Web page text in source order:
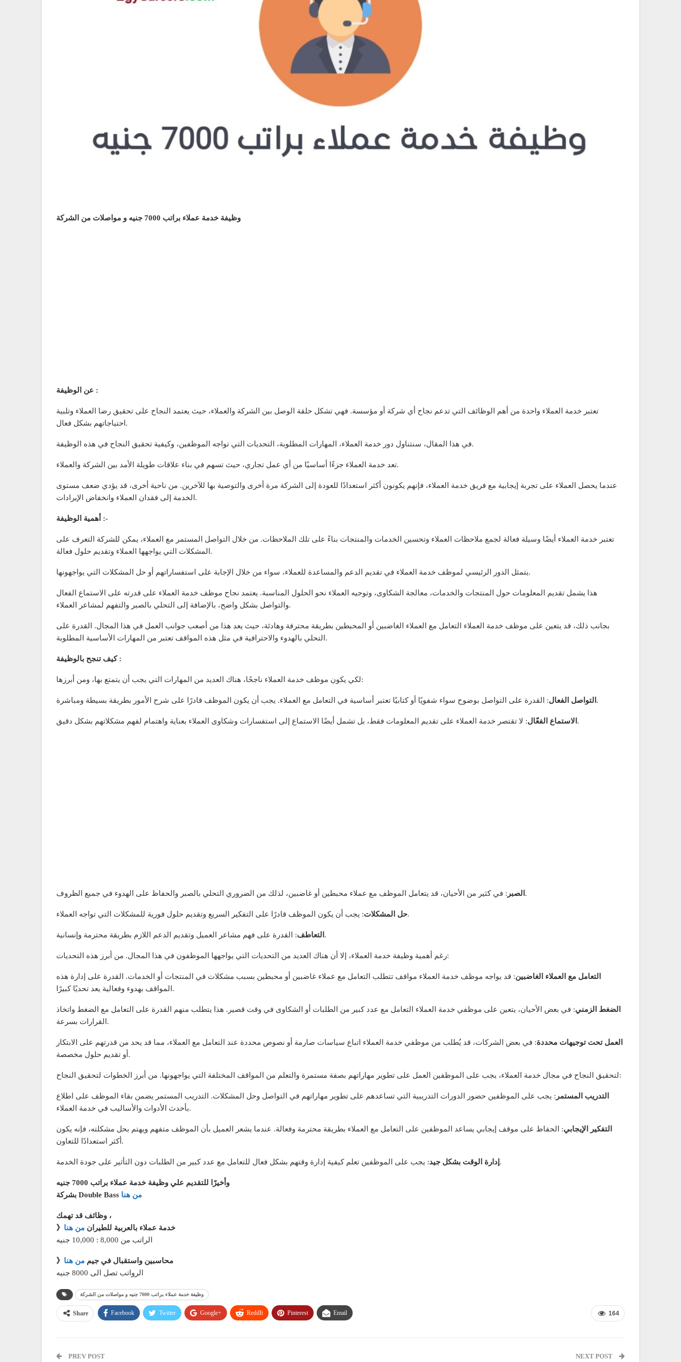
وظيفة خدمة عملاء براتب 7000 جنيه و مواصلات من الشركة
عن الوظيفة :
تعتبر خدمة العملاء واحدة من أهم الوظائف التي تدعم نجاح أي شركة أو مؤسسة. فهي تشكل حلقة الوصل بين الشركة والعملاء، حيث يعتمد النجاح على تحقيق رضا العملاء وتلبية
احتياجاتهم بشكل فعال.
في هذا المقال، سنتناول دور خدمة العملاء، المهارات المطلوبة، التحديات التي تواجه الموظفين، وكيفية تحقيق النجاح في هذه الوظيفة.
تعد خدمة العملاء جزءًا أساسيًا من أي عمل تجاري، حيث تسهم في بناء علاقات طويلة الأمد بين الشركة والعملاء.
عندما يحصل العملاء على تجربة إيجابية مع فريق خدمة العملاء، فإنهم يكونون أكثر استعدادًا للعودة إلى الشركة مرة أخرى والتوصية بها للآخرين. من ناحية أخرى، قد يؤدي ضعف مستوى
الخدمة إلى فقدان العملاء وانخفاض الإيرادات.
أهمية الوظيفة :-
تعتبر خدمة العملاء أيضًا وسيلة فعالة لجمع ملاحظات العملاء وتحسين الخدمات والمنتجات بناءً على تلك الملاحظات. من خلال التواصل المستمر مع العملاء، يمكن للشركة التعرف على
المشكلات التي يواجهها العملاء وتقديم حلول فعالة.
يتمثل الدور الرئيسي لموظف خدمة العملاء في تقديم الدعم والمساعدة للعملاء، سواء من خلال الإجابة على استفساراتهم أو حل المشكلات التي يواجهونها.
هذا يشمل تقديم المعلومات حول المنتجات والخدمات، معالجة الشكاوى، وتوجيه العملاء نحو الحلول المناسبة. يعتمد نجاح موظف خدمة العملاء على قدرته على الاستماع الفعال
والتواصل بشكل واضح، بالإضافة إلى التحلي بالصبر والتفهم لمشاعر العملاء.
بجانب ذلك، قد يتعين على موظف خدمة العملاء التعامل مع العملاء الغاضبين أو المحبطين بطريقة محترفة وهادئة، حيث يعد هذا من أصعب جوانب العمل في هذا المجال. القدرة على
التحلي بالهدوء والاحترافية في مثل هذه المواقف تعتبر من المهارات الأساسية المطلوبة.
كيف تنجح بالوظيفة :
لكي يكون موظف خدمة العملاء ناجحًا، هناك العديد من المهارات التي يجب أن يتمتع بها، ومن أبرزها:
التواصل الفعال : القدرة على التواصل بوضوح سواء شفويًا أو كتابيًا تعتبر أساسية في التعامل مع العملاء. يجب أن يكون الموظف قادرًا على شرح الأمور بطريقة بسيطة ومباشرة.
الاستماع الفعّال : لا تقتصر خدمة العملاء على تقديم المعلومات فقط، بل تشمل أيضًا الاستماع إلى استفسارات وشكاوى العملاء بعناية واهتمام لفهم مشكلاتهم بشكل دقيق.
الصبر : في كثير من الأحيان، قد يتعامل الموظف مع عملاء محبطين أو غاضبين، لذلك من الضروري التحلي بالصبر والحفاظ على الهدوء في جميع الظروف.
حل المشكلات: يجب أن يكون الموظف قادرًا على التفكير السريع وتقديم حلول فورية للمشكلات التي تواجه العملاء.
التعاطف : القدرة على فهم مشاعر العميل وتقديم الدعم اللازم بطريقة محترمة وإنسانية.
رغم أهمية وظيفة خدمة العملاء، إلا أن هناك العديد من التحديات التي يواجهها الموظفون في هذا المجال. من أبرز هذه التحديات:
التعامل مع العملاء الغاضبين: قد يواجه موظف خدمة العملاء مواقف تتطلب التعامل مع عملاء غاضبين أو محبطين بسبب مشكلات في المنتجات أو الخدمات. القدرة على إدارة هذه
المواقف بهدوء وفعالية يعد تحديًا كبيرًا.
الضغط الزمني: في بعض الأحيان، يتعين على موظفي خدمة العملاء التعامل مع عدد كبير من الطلبات أو الشكاوى في وقت قصير. هذا يتطلب منهم القدرة على التعامل مع الضغط واتخاذ
القرارات بسرعة.
العمل تحت توجيهات محددة: في بعض الشركات، قد يُطلب من موظفي خدمة العملاء اتباع سياسات صارمة أو نصوص محددة عند التعامل مع العملاء، مما قد يحد من قدرتهم على الابتكار
أو تقديم حلول مخصصة.
لتحقيق النجاح في مجال خدمة العملاء، يجب على الموظفين العمل على تطوير مهاراتهم بصفة مستمرة والتعلم من المواقف المختلفة التي يواجهونها. من أبرز الخطوات لتحقيق النجاح:
التدريب المستمر : يجب على الموظفين حضور الدورات التدريبية التي تساعدهم على تطوير مهاراتهم في التواصل وحل المشكلات. التدريب المستمر يضمن بقاء الموظف على اطلاع
بأحدث الأدوات والأساليب في خدمة العملاء.
التفكير الإيجابي: الحفاظ على موقف إيجابي يساعد الموظفين على التعامل مع العملاء بطريقة محترمة وفعالة. عندما يشعر العميل بأن الموظف متفهم ويهتم بحل مشكلته، فإنه يكون
أكثر استعدادًا للتعاون.
إدارة الوقت بشكل جيد : يجب على الموظفين تعلم كيفية إدارة وقتهم بشكل فعال للتعامل مع عدد كبير من الطلبات دون التأثير على جودة الخدمة.
وأخيرًا للتقديم علي وظيفة خدمة عملاء براتب 7000 جنيه
بشركة Double Bass من هنا
وظائف قد تهمك ،
》خدمة عملاء بالعربية للطيران من هنا
الراتب من 8,000 : 10,000 جنيه
》محاسبين واستقبال في جيم من هنا
الرواتب تصل الى 8000 جنيه
وظيفة خدمة عملاء براتب 7000 جنيه و مواصلات من الشركة
164
Share Facebook Twitter Google+ ReddIt Pinterest Email
PREV POST NEXT POST